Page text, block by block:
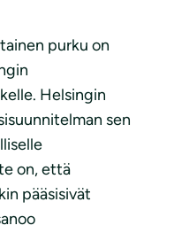
purku on
Helsingin
sen
on, että
pääsisivät